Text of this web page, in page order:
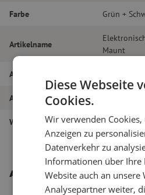
Farbe Grün +
Artikelname
Maunt
Artikel Nummer
Art des Werkzeugs
Werkzeug-Typ Abmanteln
Andere interessante
Diese Webseite
Cookies.
Wir verwenden
Anzeigen zu
Datenverkehr zu
Informationen über Ihre
Website auch an unsere
Analysepartner weiter,